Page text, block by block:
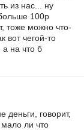
из нас... ну
100р
тоже можно что-
вот чегой-то
а на что б
деньги, говорит,
ли что